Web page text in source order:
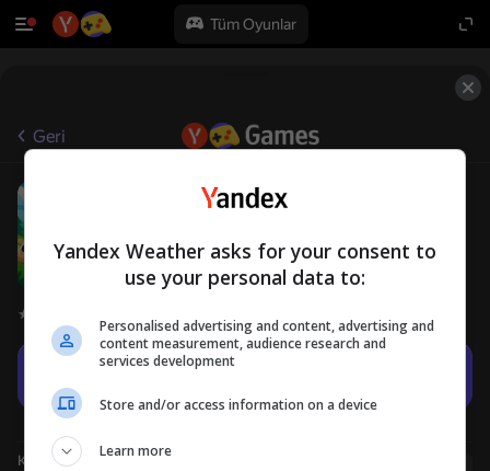
Tüm Oyunlar
Geri
Dog Evolution 12+
Gündelik
Simülatörler
Kullanıcı adı ile giriş yapmanız, oyunda ulaştığınız düzeyi
Yandex Weather asks for your consent to
use your personal data to:
Personalised advertising and content, advertising and
content measurement, audience research and
services development
Store and/or access information on a device
Learn more